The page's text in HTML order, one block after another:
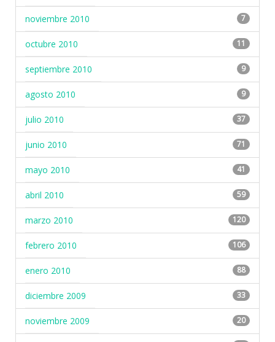
noviembre 2010 7
octubre 2010 11
septiembre 2010 9
agosto 2010 9
julio 2010 37
junio 2010 71
mayo 2010 41
abril 2010 59
marzo 2010 120
febrero 2010 106
enero 2010 88
diciembre 2009 33
noviembre 2009 20